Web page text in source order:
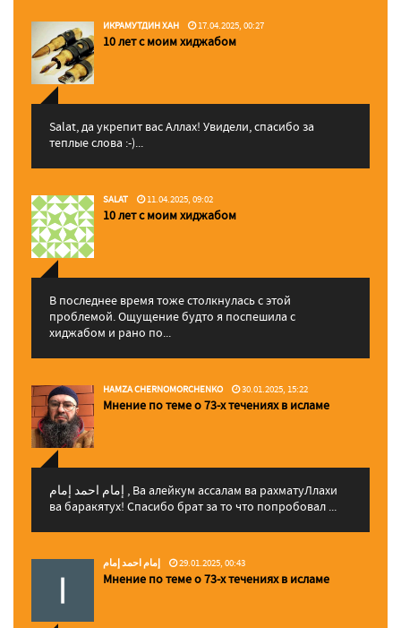
ИКРАМУТДИН ХАН 17.04.2025, 00:27
10 лет с моим хиджабом
Salat, да укрепит вас Аллаx! Увидели, спасибо за
теплые слова :-)...
SALAT 11.04.2025, 09:02
10 лет с моим хиджабом
В последнее время тоже столкнулась с этой
проблемой. Ощущение будто я поспешила с
хиджабом и рано по...
HAMZA CHERNOMORCHENKO 30.01.2025, 15:22
Мнение по теме о 73-х течениях в исламе
إمام احمد إمام , Ва алейкум ассалам ва рахматуЛлахи
ва баракятух! Спасибо брат за то что попробовал ...
إمام احمد إمام 29.01.2025, 00:43
Мнение по теме о 73-х течениях в исламе